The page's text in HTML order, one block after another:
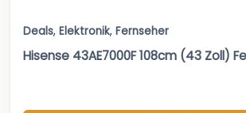
Deals, Elektronik, Fernseher
Hisense 43AE7000F 108cm (43 Zoll)